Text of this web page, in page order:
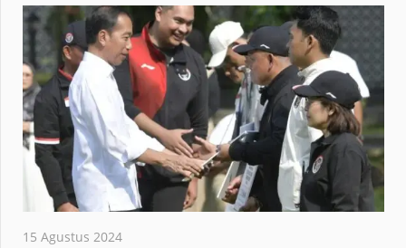
15 Agustus 2024